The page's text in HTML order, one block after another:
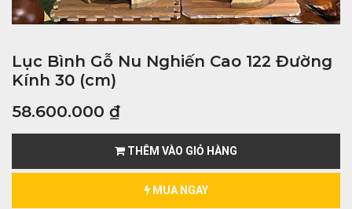
Lục Bình Gỗ Nu Nghiến Cao 122 Đường
Kính 30 (cm)
58.600.000 ₫
THÊM VÀO GIỎ HÀNG
MUA NGAY